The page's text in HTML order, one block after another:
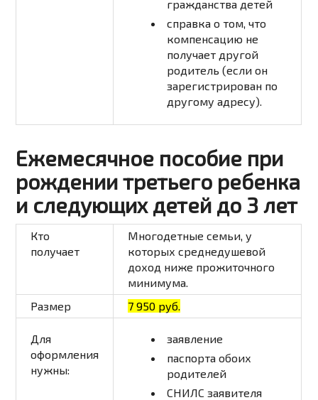
гражданства детей
справка о том, что
компенсацию не
получает другой
родитель (если он
зарегистрирован по
другому адресу).
Ежемесячное пособие при
рождении третьего ребенка
и следующих детей до 3 лет
Кто
получает
Многодетные семьи, у
которых среднедушевой
доход ниже прожиточного
минимума.
Размер
7 950 руб.
Для
оформления
нужны:
заявление
паспорта обоих
родителей
СНИЛС заявителя